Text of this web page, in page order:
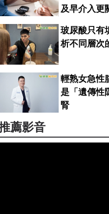
及早介入更
玻尿酸只有
析不同層次
輕熟女急
是「遺傳性
腎
薦影音